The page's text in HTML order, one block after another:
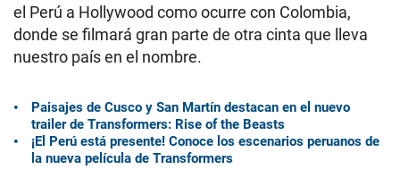
el Perú a Hollywood como ocurre con Colombia,
donde se filmará gran parte de otra cinta que lleva
nuestro país en el nombre.
Paisajes de Cusco y San Martín destacan en el nuevo
trailer de Transformers: Rise of the Beasts
¡El Perú está presente! Conoce los escenarios peruanos de
la nueva película de Transformers